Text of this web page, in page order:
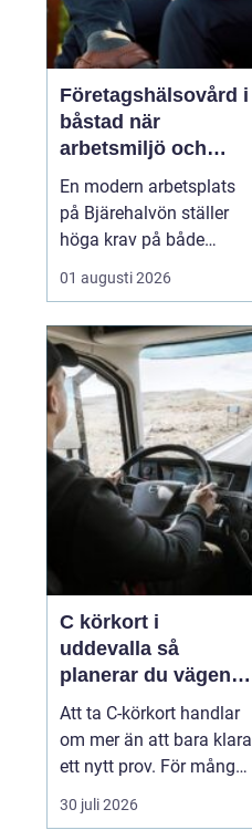
Företagshälsovård i
båstad när
arbetsmiljö och
specialistkunskap
möts
En modern arbetsplats
på Bjärehalvön ställer
höga krav på både
ledning och
medarbetare. Tempot är
breda och gränsen
mellan jobb och privatliv
blir ibland suddig.
Samtidigt förväntas
hållbara prestationer
över tid. I den verkligh...
01 augusti 2026
C körkort i
uddevalla så
planerar du vägen
mot tung lastbil
Att ta C-körkort handlar
om mer än att bara klara
ett nytt prov. För många
betyder det en chans till
ett nytt yrke, en starkare
30 juli 2026